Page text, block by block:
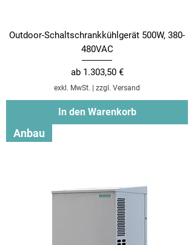
Outdoor-Schaltschrankkühlgerät 500W, 380-
480VAC
ab 1.303,50 €
Sale-Preis
exkl. MwSt. | zzgl. Versand
In den Warenkorb
Anbau